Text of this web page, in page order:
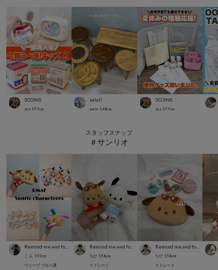
3COINS
aya 157cm
salut!
yurie 168cm
3COINS
aya 157cm
スタッフスナップ
＃サンリオ
こ ん 153cm
ウェーブ ブルベ夏
ちひ 158cm
ストレート
Remind me and forever
ちひ 158cm
ストレート